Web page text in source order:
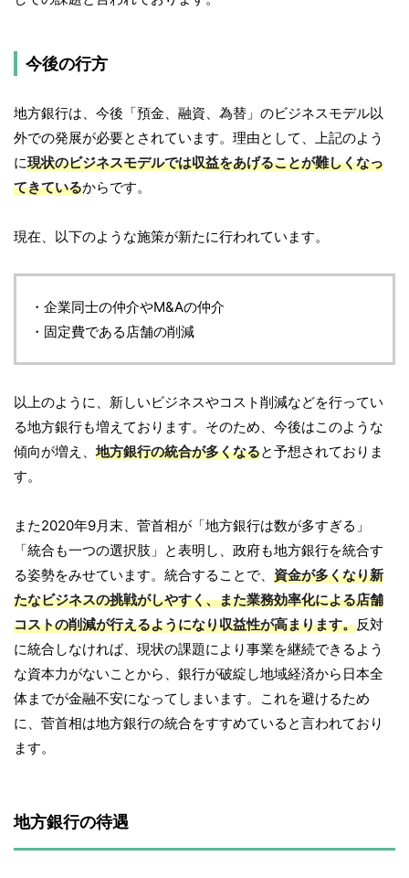
今後の行方
地方銀行は、今後「預金、融資、為替」のビジネスモデル以
外での発展が必要とされています。理由として、上記のよう
に現状のビジネスモデルでは収益をあげることが難しくなっ
てきているからです。
現在、以下のような施策が新たに行われています。
・企業同士の仲介やM&Aの仲介
・固定費である店舗の削減
以上のように、新しいビジネスやコスト削減などを行ってい
る地方銀行も増えております。そのため、今後はこのような
傾向が増え、地方銀行の統合が多くなると予想されておりま
す。
また2020年9月末、菅首相が「地方銀行は数が多すぎる」
「統合も一つの選択肢」と表明し、政府も地方銀行を統合す
る姿勢をみせています。統合することで、 資金が多くなり新
たなビジネスの挑戦がしやすく、また業務効率化による店舗
コストの削減が行えるようになり収益性が高まります。反対
に統合しなければ、現状の課題により事業を継続できるよう
な資本力がないことから、銀行が破綻し地域経済から日本全
体までが金融不安になってしまいます。これを避けるため
に、菅首相は地方銀行の統合をすすめていると言われており
ます。
地方銀行の待遇